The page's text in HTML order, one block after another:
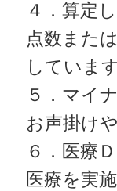
４．算定
点数また
していま
５．マイ
お声掛け
６．医療
医療を実